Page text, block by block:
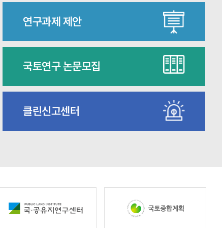
연구과제 제안
국토연구 논문모집
클린신고센터